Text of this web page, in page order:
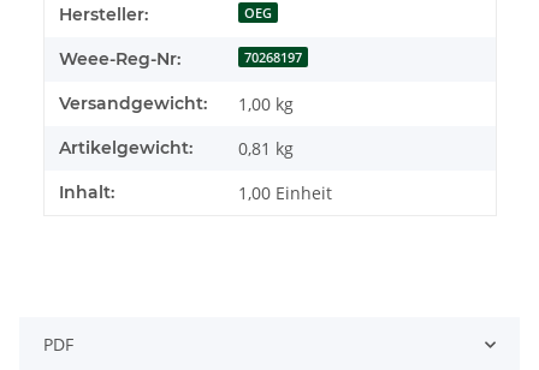
Produkteigenschaft
Wert
Hersteller: OEG
Weee-Reg-Nr: 70268197
Versandgewicht: 1,00 kg
Artikelgewicht: 0,81 kg
Inhalt: 1,00 Einheit
PDF